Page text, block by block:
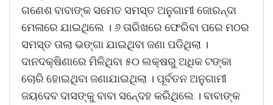
ଗଣେଶ ବାବାଙ୍କ ସମେତ ସମସ୍ତ ଅନୁଗାମୀ ଜୋରନ୍ଦା
ମେଳାରେ ଯାଇଥିଲେ । ୬ ତାରିଖରେ ଫେରିବା ପରେ ମଠର
ସମସ୍ତ ତାଲା ଭଙ୍ଗା ଯାଇଥିବା ଜଣା ପଡିଥିଲା ।
ଦାନଦକ୍ଷିଣାରେ ମିଳିଥିବା ୫୦ ଲକ୍ଷରୁ ଅଧିକ ଟଙ୍କା
ଚୋରି ହୋଇଥିବା ଜଣାଯାଇଥିଲା । ପୂର୍ବତନ ଅନୁଗାମୀ
ଜୟଦେବ ଦାସଙ୍କୁ ବାବା ସନେ୍ଦହ କରିଥିଲେ । ବାବାଙ୍କ